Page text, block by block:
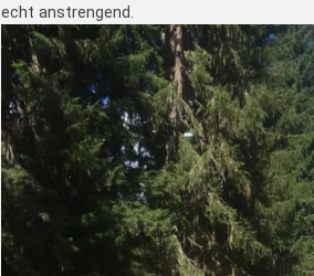
echt anstrengend.